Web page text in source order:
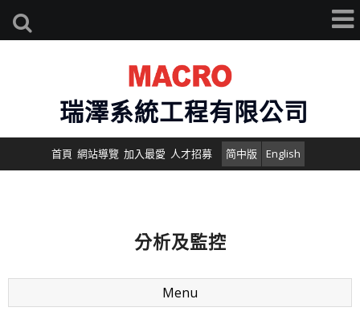
瑞澤系統工程有限公司
首頁 網站導覽 加入最愛 人才招募 简中版 English
分析及監控
Menu